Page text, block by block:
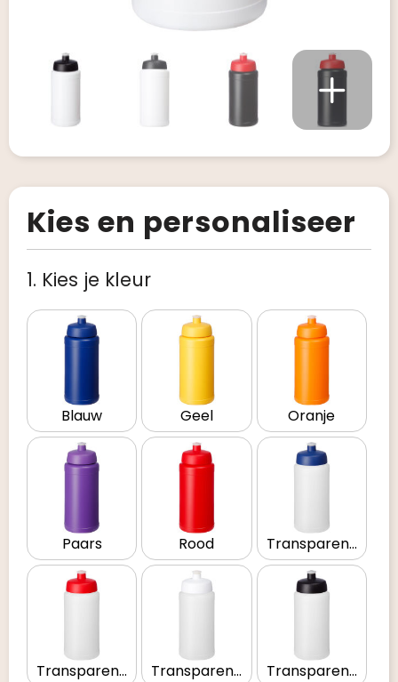
Kies en personaliseer
1. Kies je kleur
Blauw Geel Oranje
Paars Rood Transparent/Blauw
Transparent/Rood Transparent/Wit Transparent/Zwart